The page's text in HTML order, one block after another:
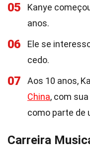
05
Kanye
anos.
06
Ele se
cedo.
07
Aos 10 anos,
China, com
como parte de
Carreira